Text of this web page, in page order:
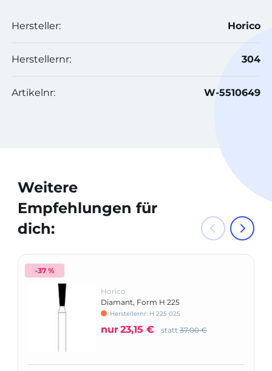
Hersteller: Horico
Herstellernr: 304
Artikelnr: W-5510649
Weitere
Empfehlungen für
dich:
-37 %
Horico
Diamant, Form H 225
Herstellernr: H 225 025
nur23,15 € statt 37,00 €